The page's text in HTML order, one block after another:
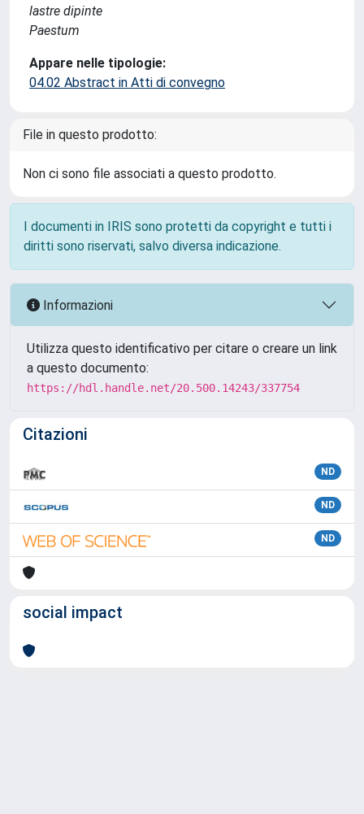
lastre dipinte
Paestum
Appare nelle tipologie:
04.02 Abstract in Atti di convegno
File in questo prodotto:
Non ci sono file associati a questo prodotto.
I documenti in IRIS sono protetti da copyright e tutti i
diritti sono riservati, salvo diversa indicazione.
Informazioni
Utilizza questo identificativo per citare o creare un link
a questo documento:
https://hdl.handle.net/20.500.14243/337754
Citazioni
ND
ND
ND
social impact